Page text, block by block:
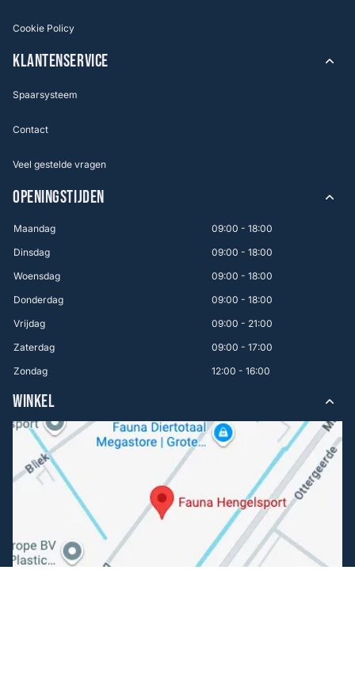
Cookie Policy
KLANTENSERVICE
Spaarsysteem
Contact
Veel gestelde vragen
OPENINGSTIJDEN
Maandag
09:00 - 18:00
Dinsdag
09:00 - 18:00
Woensdag
09:00 - 18:00
Donderdag
09:00 - 18:00
Vrijdag
09:00 - 21:00
Zaterdag
09:00 - 17:00
Zondag
12:00 - 16:00
WINKEL